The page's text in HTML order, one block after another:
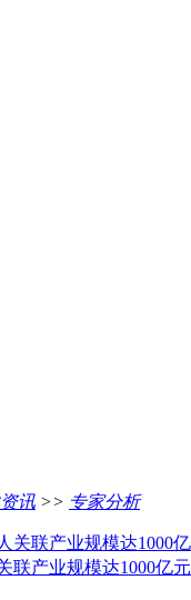
讯 >> 专家分析
联产业规模达1000亿元